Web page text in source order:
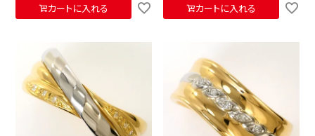
カートに入れる カートに入れる